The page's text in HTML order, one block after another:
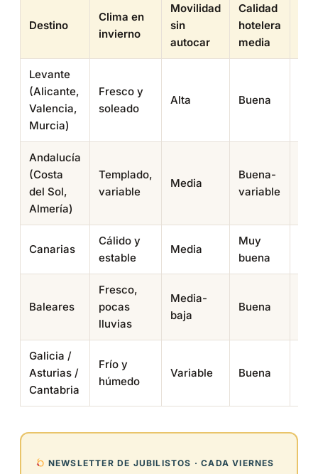
Destino
Clima en
invierno
Movilidad
sin
autocar
Calidad
hotelera
media
Levante
(Alicante,
Valencia,
Murcia)
Fresco y
soleado
Alta Buena
Andalucía
(Costa
del Sol,
Almería)
Templado,
variable
Media
Buena-
variable
Canarias
Cálido y
estable
Media
Muy
buena
Baleares
Fresco,
pocas
lluvias
Media-
baja
Buena
Galicia /
Asturias /
Cantabria
Frío y
húmedo
Variable Buena
NEWSLETTER DE JUBILISTOS · CADA VIERNES